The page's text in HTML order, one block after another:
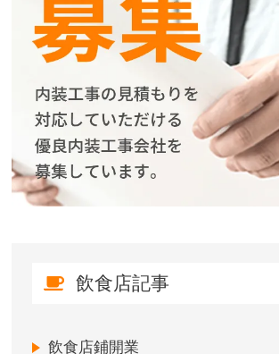
飲食店記事
飲食店鋪開業